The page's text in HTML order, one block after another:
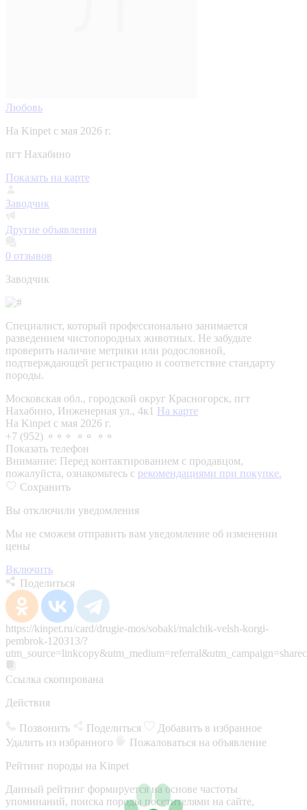
Любовь
На Kinpet c мая 2026 г.
пгт Нахабино
Показать на карте
Заводчик
Другие объявления
0 отзывов
Заводчик
Специалист, который профессионально занимается
разведением чистопородных животных. Не забудьте
проверить наличие метрики или родословной,
подтверждающей регистрацию и соответствие стандарту
породы.
Московская обл., городской округ Красногорск, пгт
Нахабино, Инженерная ул., 4к1 На карте
На Kinpet c мая 2026 г.
+7 (952) ⚬⚬⚬ ⚬⚬ ⚬⚬
Показать телефон
Внимание: Перед контактированием с продавцом,
пожалуйста, ознакомьтесь с рекомендациями при покупке.
Сохранить
Вы отключили уведомления
Мы не сможем отправить вам уведомление об изменении
цены
Включить
Поделиться
https://kinpet.ru/card/drugie-mos/sobaki/malchik-velsh-korgi-
pembrok-120313/?
Ссылка скопирована
Действия
Позвонить Поделиться
Добавить в избранное
Удалить из избранного
Пожаловаться на объявление
Рейтинг породы на Kinpet
Данный рейтинг формируется на основе частоты
упоминаний, поиска породы посетителями на сайте,